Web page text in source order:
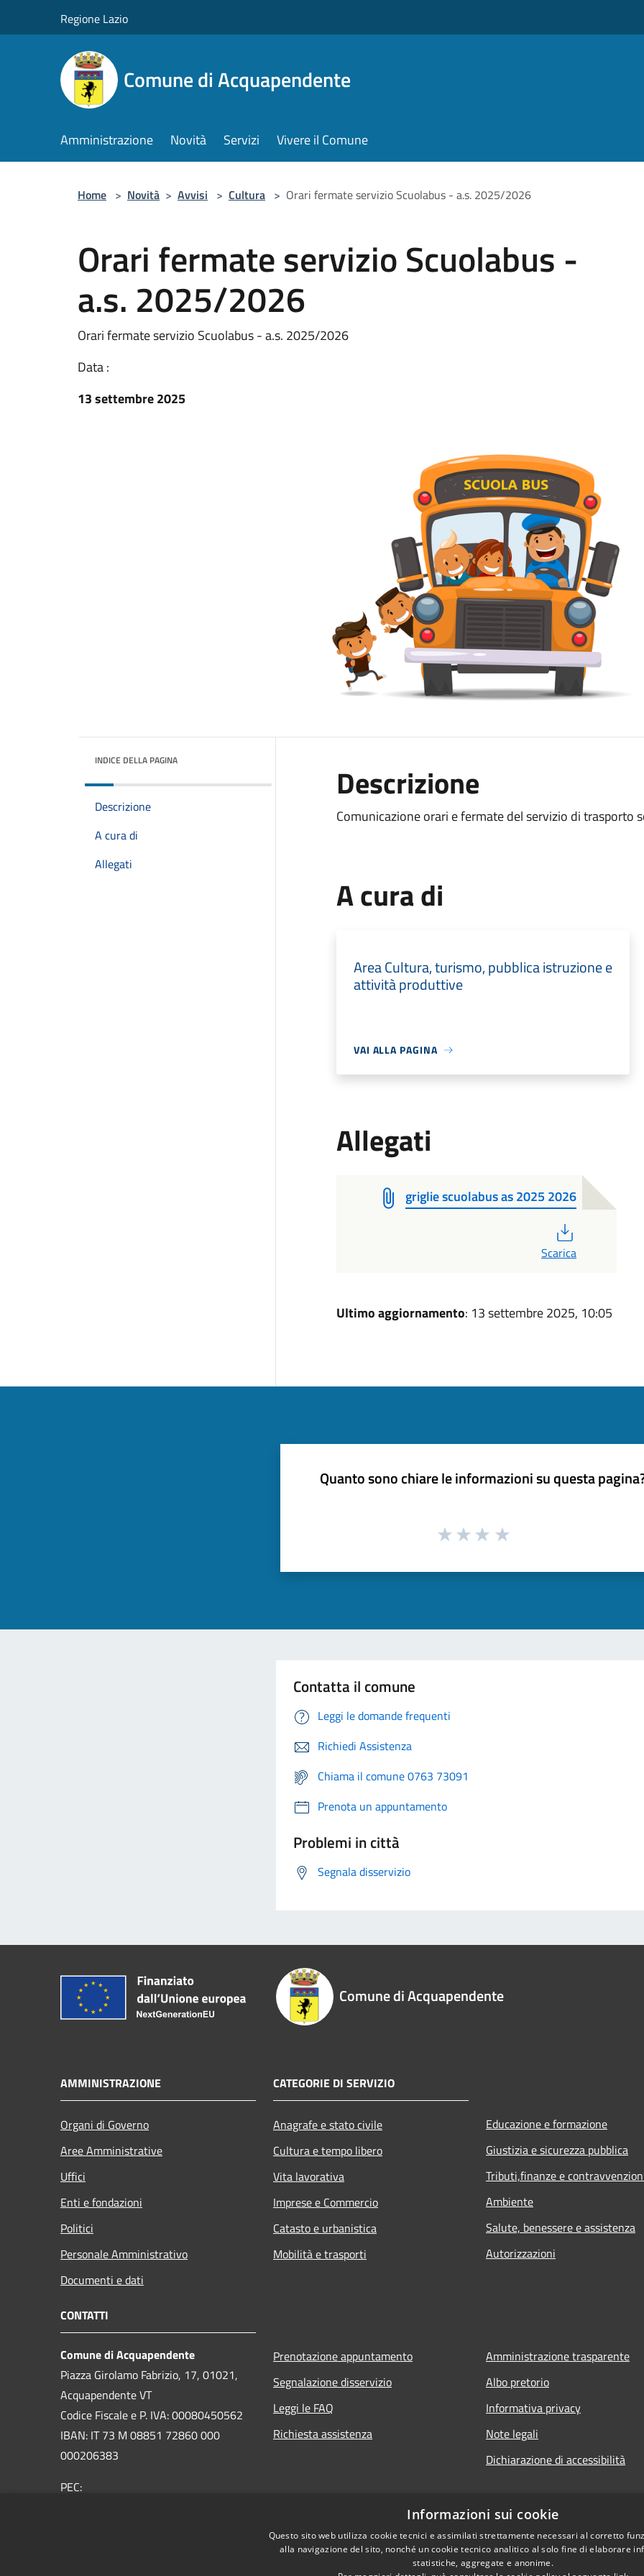
Regione Lazio
Comune di Acquapendente
Amministrazione Novità Servizi Vivere il Comune
Home > Novità > Avvisi > Cultura > Orari fermate servizio Scuolabus - a.s. 2025/2026
Orari fermate servizio Scuolabus -
a.s. 2025/2026
Orari fermate servizio Scuolabus - a.s. 2025/2026
Data :
13 settembre 2025
INDICE DELLA PAGINA
Descrizione
A cura di
Allegati
Descrizione
Comunicazione orari e fermate del servizio di
A cura di
Area Cultura, turismo, pubblica istruzione e
attività produttive
VAI ALLA PAGINA
Allegati
griglie scuolabus as 2025 2026
Scarica
Ultimo aggiornamento: 13 settembre 2025, 10:05
Quanto sono chiare le informazioni su questa
Contatta il comune
Leggi le domande frequenti
Richiedi Assistenza
Chiama il comune 0763 73091
Prenota un appuntamento
Problemi in città
Segnala disservizio
Comune di Acquapendente
AMMINISTRAZIONE
Organi di Governo
Aree Amministrative
Uffici
Enti e fondazioni
Politici
Personale Amministrativo
Documenti e dati
CATEGORIE DI SERVIZIO
Anagrafe e stato civile
Cultura e tempo libero
Vita lavorativa
Imprese e Commercio
Catasto e urbanistica
Mobilità e trasporti
Educazione e formazione
Giustizia e sicurezza pubblica
Tributi,finanze e
Ambiente
Salute, benessere e assistenza
Autorizzazioni
CONTATTI
Comune di Acquapendente
Piazza Girolamo Fabrizio, 17, 01021,
Acquapendente VT
Codice Fiscale e P. IVA: 00080450562
IBAN: IT 73 M 08851 72860 000
000206383
PEC:
Prenotazione appuntamento
Segnalazione disservizio
Leggi le FAQ
Richiesta assistenza
Amministrazione trasparente
Albo pretorio
Informativa privacy
Note legali
Dichiarazione di accessibilità
Informazioni sui cookie
Questo sito web utilizza cookie tecnici e assimilati strettamente necessari al corretto
alla navigazione del sito, nonché un cookie tecnico analitico al solo fine di elaborare
statistiche, aggregate e anonime.